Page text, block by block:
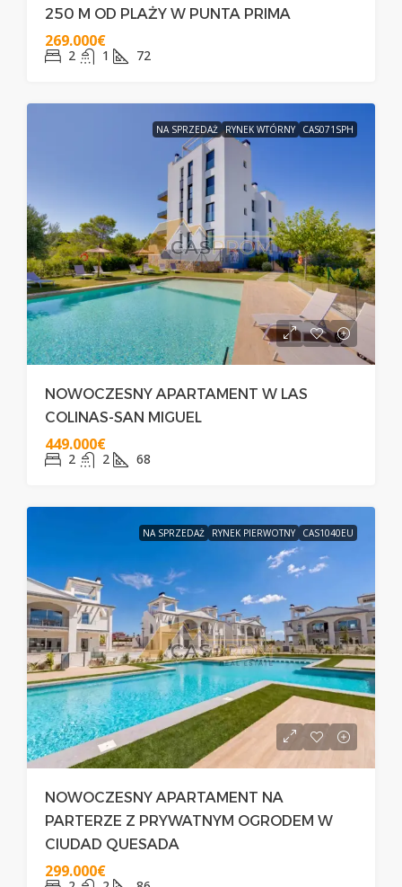
250 M OD PLAŻY W PUNTA PRIMA
269.000€
2 1 72
NA SPRZEDAŻ RYNEK WTÓRNY CAS071SPH
NOWOCZESNY APARTAMENT W LAS
COLINAS-SAN MIGUEL
449.000€
2 2 68
NA SPRZEDAŻ RYNEK PIERWOTNY CAS1040EU
NOWOCZESNY APARTAMENT NA
PARTERZE Z PRYWATNYM OGRODEM W
CIUDAD QUESADA
299.000€